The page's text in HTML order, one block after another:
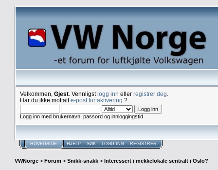
Velkommen, Gjest . Vennligstlogg inn eller registrer deg
Har du ikke mottatte-post for aktivering ?
Logg inn med brukernavn, passord og innloggingstid
HOVEDSIDE HJELP SØK LOGG INN REGISTRER
VWNorge > Forum > Snikk-snakk > Interessert i mekkelokale sentralt i Oslo?